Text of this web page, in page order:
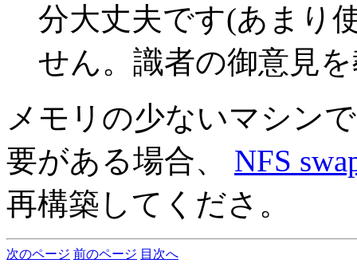
分大丈夫です(あまり
せん。識者の御意見
メモリの少ないマシン
要がある場合、 NFS
再構築してくださ。
次のページ 前のページ 目次へ